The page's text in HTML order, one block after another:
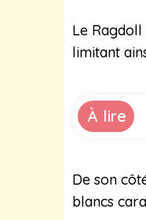
Le
limitant
À lire
De son
blancs